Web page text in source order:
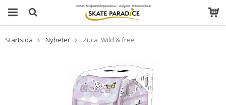
Startsida Nyheter Züca  Wild & free